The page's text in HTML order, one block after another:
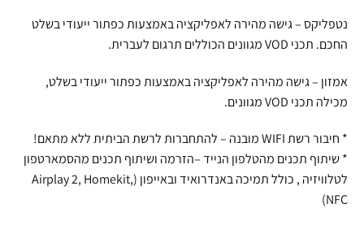
נטפליקס – גישה מהירה לאפליקציה באמצעות כפתור ייעודי בשלט
החכם. תכני VOD מגוונים הכוללים תרגום לעברית.
אמזון – גישה מהירה לאפליקציה באמצעות כפתור ייעודי בשלט,
מכילה תכני VOD מגוונים.
* חיבור רשת WIFI מובנה – להתחברות לרשת הביתית ללא מתאם!
* שיתוף תכנים מהטלפון הנייד –הזרמה ושיתוף תכנים מהסמארטפון
לטלוויזיה , כולל תמיכה באנדרואיד ובאייפון (Airplay 2, Homekit,
NFC)